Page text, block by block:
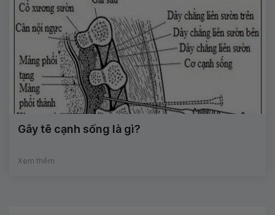
Gây tê cạnh sống là gì?
Xem thêm